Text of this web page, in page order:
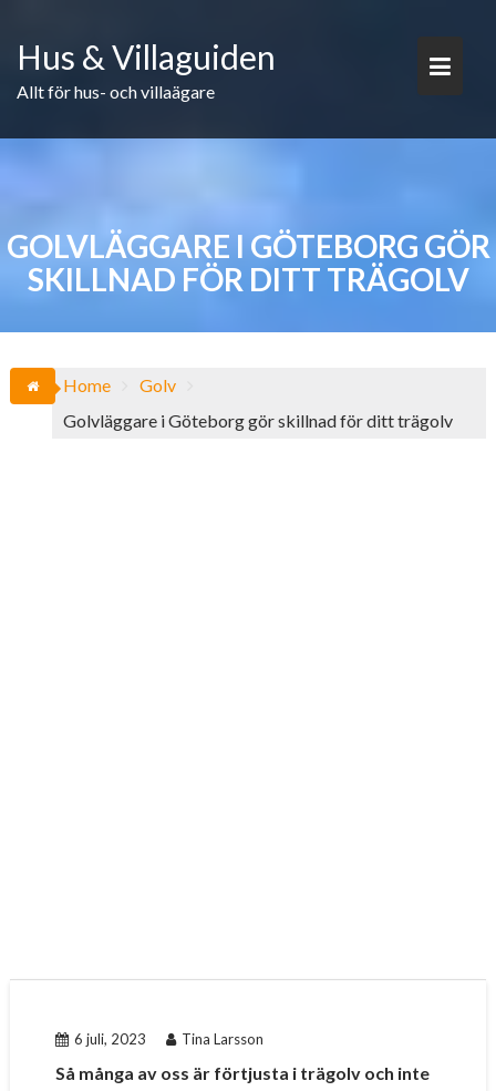
content
Hus & Villaguiden
Allt för hus- och villaägare
GOLVLÄGGARE I GÖTEBORG GÖR
SKILLNAD FÖR DITT TRÄGOLV
Home
Golv
Golvläggare i Göteborg gör skillnad för ditt trägolv
6 juli, 2023 Tina Larsson
Så många av oss är förtjusta i trägolv och inte